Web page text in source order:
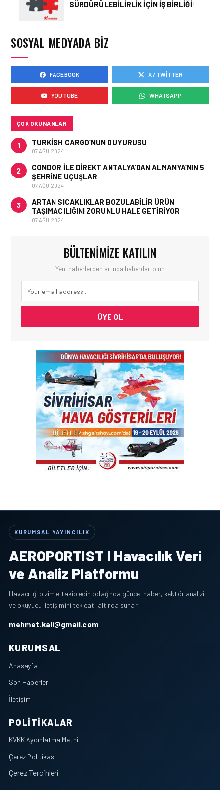
HAVACILIK • 05 AĞU 2026
ALINIYOR?
HAVACILIK • 05 AĞU 2026
ÇELEBI HAVACILIK
MACARISTAN’DAN
BUDAPEŞTE GÖNÜLLÜ
SÜRDÜRÜLEBILIRLIK IÇIN İŞ BIRLIĞI!
SOSYAL MEDYADA BIZ
FACEBOOK X / TWITTER
YOUTUBE WHATSAPP
ÇOK OKUNANLAR
1 TURKISH CARGO’NUN DUYURUSU
07 AĞU 2024
2
CONDOR ILE DIREKT ANTALYA’DAN ALMANYA’NIN 5
ŞEHRINE UÇUŞLAR
07 AĞU 2024
3
ARTAN SICAKLIKLAR BOZULABILIR ÜRÜN
TAŞIMACILIĞINI ZORUNLU HALE GETIRIYOR
07 AĞU 2024
BÜLTENIMIZE KATILIN
Yeni haberlerden anında haberdar olun
ÜYE OL
KURUMSAL YAYINCILIK
AEROPORTIST I Havacılık Veri
ve Analiz Platformu
Havacılığı bizimle takip edin odağında güncel haber, sektör analizi
ve okuyucu iletişimini tek çatı altında sunar.
mehmet.kali@gmail.com
KURUMSAL
Anasayfa
Son Haberler
İletişim
POLITIKALAR
KVKK Aydınlatma Metni
Çerez Politikası
Çerez Tercihleri